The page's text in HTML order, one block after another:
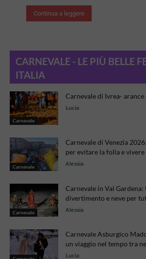
Continua a leggere
CARNEVALE - LE PIÙ BELLE
ITALIA
Carnevale
Carnevale di Ivrea-
Lucia
Carnevale
Carnevale di Venezia
per evitare la folla e vivere
Alessia
Carnevale
Carnevale in Val
divertimento e neve per
Alessia
Carnevale Asburgico
un viaggio nel tempo tra
Lucia